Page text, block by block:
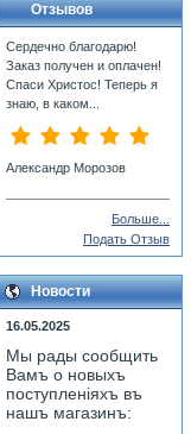
Отзывов
Сердечно благодарю!
Заказ получен и оплачен!
Спаси Христос! Теперь я
знаю, в каком...
Александр Морозов
Больше...
Подать Отзыв
Новости
16.05.2025
Мы рады сообщить
Вамъ о новыхъ
поступленiяхъ въ
нашъ магазинъ: